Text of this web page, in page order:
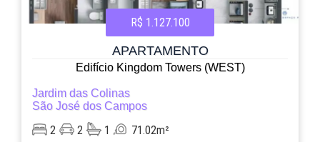
R$ 1.127.100
APARTAMENTO
Edifício Kingdom Towers (WEST)
Jardim das Colinas
São José dos Campos
2 2 1 71.02m²